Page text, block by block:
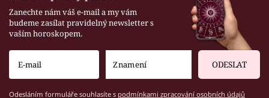
Zanechte nám váš e-mail a my vám
budeme zasílat pravidelný newsletter s
vaším horoskopem.
ODESLAT
Odesláním formuláře souhlasíte s podmínkami zpracování osobních údajů